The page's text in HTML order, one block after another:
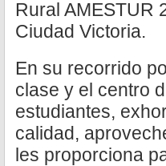
Rural AMESTUR
Ciudad Victoria.
En su recorrido
clase y el centro
estudiantes,
calidad,
les proporciona